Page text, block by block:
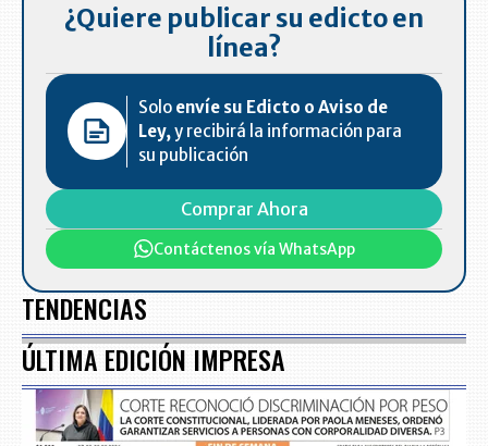
¿Quiere publicar su edicto en
línea?
Solo envíe su Edicto o Aviso de
Ley,y recibirá la información para
su publicación
Comprar Ahora
Contáctenos vía WhatsApp
TENDENCIAS
ÚLTIMA EDICIÓN IMPRESA